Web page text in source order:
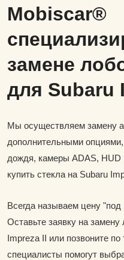
Mobiscar®
замене
для Subaru
Мы осуществляем замену
дополнительными опциями,
дождя, камеры ADAS, HUD
купить стекла на Subaru
Всегда называем цену
Оставьте заявку на
Impreza II или позвоните
специалисты помогут